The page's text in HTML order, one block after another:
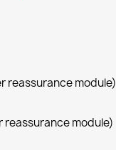
reassurance module)
module)